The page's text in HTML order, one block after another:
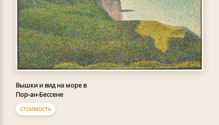
Вышки и вид на море в
Пор-ан-Бессене
СТОИМОСТЬ